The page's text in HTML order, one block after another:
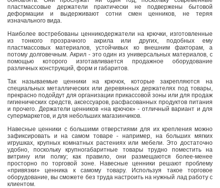
пластмассовые держатели практически не подвержены бытовой
деформации и выдерживают сотни смен ценников, не теряя
изначального вида.
Наиболее востребованы ценникодержатели на крючки, изготовленные
из тонкого прозрачного акрила или других, подобных ему
пластмассовых материалов, устойчивых ко внешним факторам, а
потому долговечным. Акрил - это один из универсальных материалов, с
помощью которого изготавливается продажное оборудование
различных конструкций, форм и габаритов.
Так называемые ценники на крючок, которые закрепляются на
специальных металлических или деревянных держателях под товары,
прекрасно подойдут для организации прикассовой зоны или для продаж
гигиенических средств, аксессуаров, расфасованных продуктов питания
и прочего. Держатели ценников «на крючок» - отличный вариант и для
супермаркетов, и для небольших магазинчиков.
Навесные ценники с большими отверстиями для их крепления можно
зафиксировать и на самом товаре - например, на больших мягких
игрушках, крупных комнатных растениях или мебели. Это достаточно
удобно, поскольку крупногабаритные товары трудно поместить на
витрину или полку; как правило, они размещаются более-менее
просторно по торговой зоне. Навесные ценники решают проблему
«привязки» ценника к самому товару. Используя такое торговое
оборудование, вы сможете без труда настроить на нужный лад работу с
клиентом.